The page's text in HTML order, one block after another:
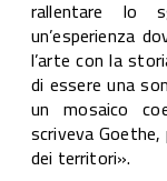
rallentare lo
un’esperienza
l’arte con la
di essere una
un mosaico
scriveva
dei territori».